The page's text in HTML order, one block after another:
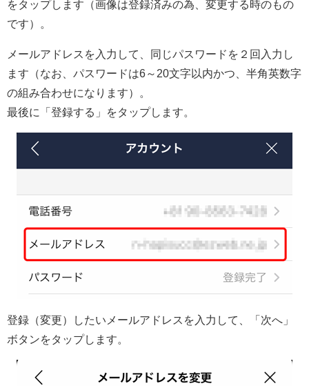
をタップします（画像は登録済みの為、変更する時のもの
です）。
メールアドレスを入力して、同じパスワードを２回入力し
ます（なお、パスワードは6～20文字以内かつ、半角英数字
の組み合わせになります）。
最後に「登録する」をタップします。
登録（変更）したいメールアドレスを入力して、「次へ」
ボタンをタップします。